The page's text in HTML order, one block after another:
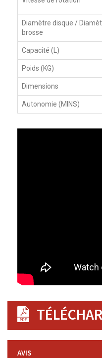
Diamètre disque /
brosse
Capacité (L)
Poids (KG)
Dimensions
Autonomie (MINS)
AVIS